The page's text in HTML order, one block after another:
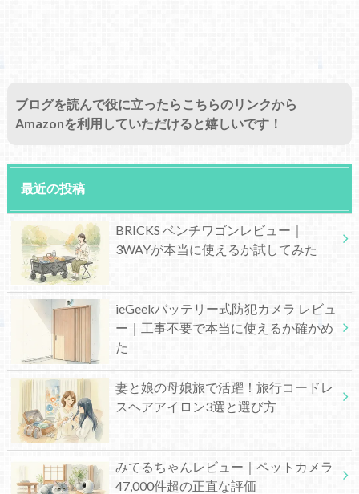
ブログを読んで役に立ったらこちらのリンクから
Amazonを利用していただけると嬉しいです！
最近の投稿
BRICKS ベンチワゴンレビュー｜
3WAYが本当に使えるか試してみた
ieGeekバッテリー式防犯カメラ レビュ
ー｜工事不要で本当に使えるか確かめ
た
妻と娘の母娘旅で活躍！旅行コードレ
スヘアアイロン3選と選び方
みてるちゃんレビュー｜ペットカメラ
47,000件超の正直な評価